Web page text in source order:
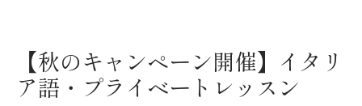
【秋のキャンペーン開催】イタリ
ア語・プライベートレッスン